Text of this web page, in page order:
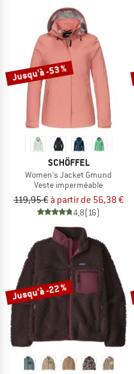
Jusqu'à -53 %
SCHÖFFEL
Women's Jacket Gmund
Veste imperméable
119,95 € à partir de 56,38 €
4,8(16)
Jusqu'à -22 %